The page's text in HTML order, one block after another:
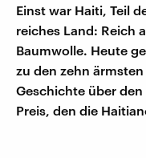
Einst war Haiti, Teil
reiches Land: Reich
Baumwolle. Heute
zu den zehn
Geschichte über
Preis, den die